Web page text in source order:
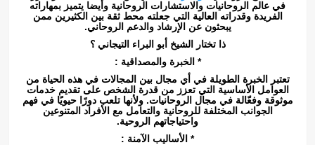
في عالم الروحانيات والاستشارات الروحانية وأيضا يتميز بمهاراته
الفريدة وقدراته العالية التي جعلته محط ثقة بين الكثيرين ممن
يبحثون عن الإرشاد والدعم الروحاني.
ذا تختار الشيخ أبو البراء التيجاني ؟
* الخبرة والمصداقية :
تعتبر الخبرة الطويلة في أي مجال بين المجالات في هذه الحياة من
العوامل الأساسية التي تعزز من قدرة الشخص على تقديم خدمات
موثوقة وفعّالة في مجال الروحانيات. ولأنها تلعب دورًا حيويًا في فهم
الجوانب المختلفة للروحانية والتعامل مع الأفراد المتنوعين
واحتياجاتهم الروحية.
* الأساليب الآمنة :